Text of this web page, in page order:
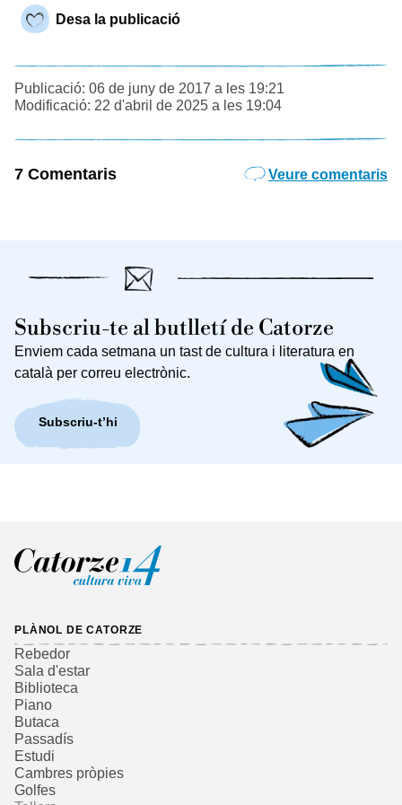
Desa la publicació
Publicació: 06 de juny de 2017 a les 19:21
Modificació: 22 d'abril de 2025 a les 19:04
7 Comentaris Veure comentaris
Subscriu-te al butlletí de Catorze
Enviem cada setmana un tast de cultura i literatura en
català per correu electrònic.
Subscriu-t’hi
PLÀNOL DE CATORZE
Rebedor
Sala d'estar
Biblioteca
Piano
Butaca
Passadís
Estudi
Cambres pròpies
Golfes